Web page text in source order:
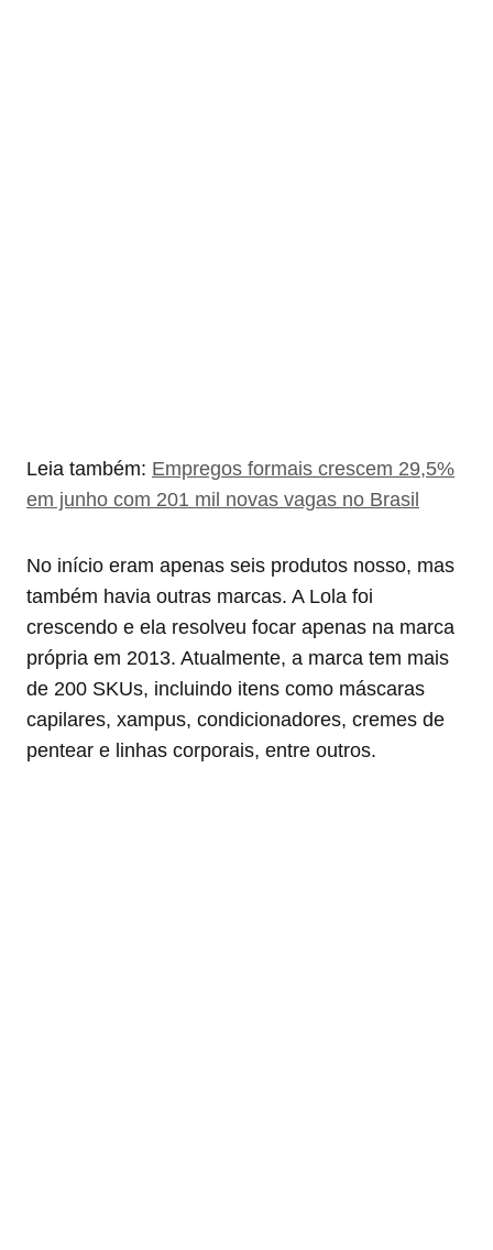
Leia também: Empregos formais crescem 29,5%
em junho com 201 mil novas vagas no Brasil
No início eram apenas seis produtos nosso, mas
também havia outras marcas. A Lola foi
crescendo e ela resolveu focar apenas na marca
própria em 2013. Atualmente, a marca tem mais
de 200 SKUs, incluindo itens como máscaras
capilares, xampus, condicionadores, cremes de
pentear e linhas corporais, entre outros.